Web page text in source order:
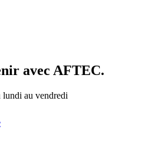
avec AFTEC.
lundi au vendredi